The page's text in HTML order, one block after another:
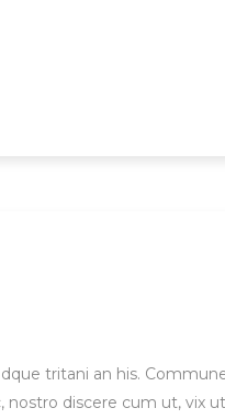
tritani an his.
discere cum ut, vix